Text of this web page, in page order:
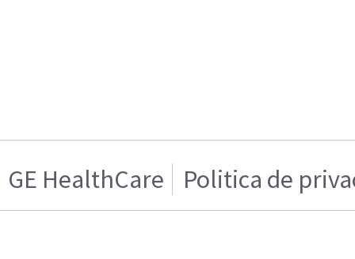
GE HealthCare Politica de